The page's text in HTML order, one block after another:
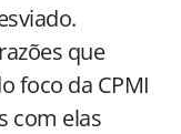
que
foco da CPMI
com elas